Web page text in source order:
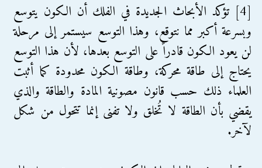
[4] تؤكد الأبحاث الجديدة في الفلك أن الكون يتوسع
وبسرعة أكبر مما نتوقع، وهذا التوسع سيستمر إلى مرحلة
لن يعود الكون قادراً على التوسع بعدها، لأن هذا التوسع
يحتاج إلى طاقة محركة، وطاقة الكون محدودة كما أثبت
العلماء ذلك حسب قانون مصونية المادة والطاقة والذي
يقضي بأن الطاقة لا تُخلق ولا تفنى إنما تتحول من شكل
لآخر.